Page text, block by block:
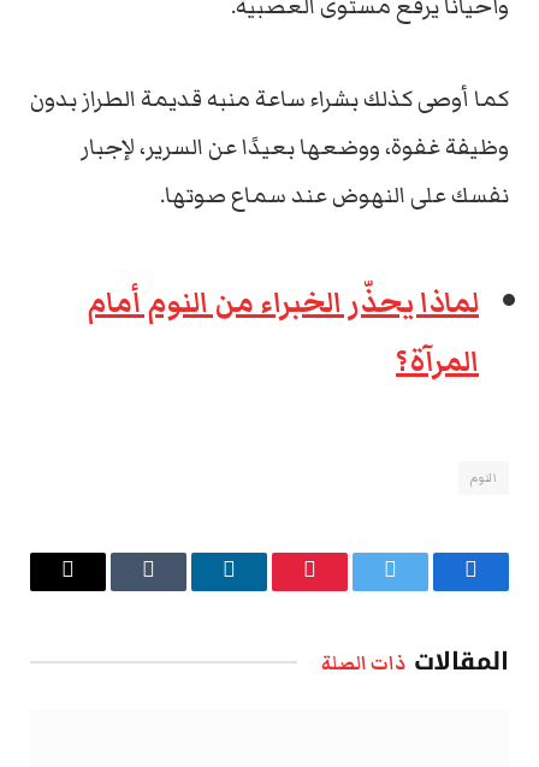
وأحياناً يرفع مستوى العصبية.
كما أوصى كذلك بشراء ساعة منبه قديمة الطراز بدون
وظيفة غفوة، ووضعها بعيدًا عن السرير، لإجبار
نفسك على النهوض عند سماع صوتها.
لماذا يحذّر الخبراء من النوم أمام
المرآة؟
النوم
فيسبوك تويتر بينتيريستلينكدإن Tumblr
البريد
المقالات ذات الصلة